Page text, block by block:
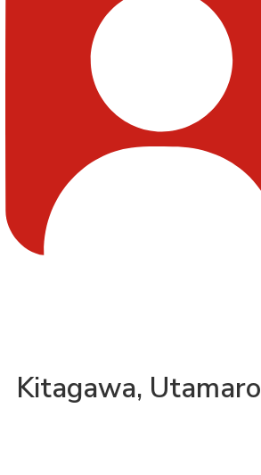
Kitagawa, Utamaro